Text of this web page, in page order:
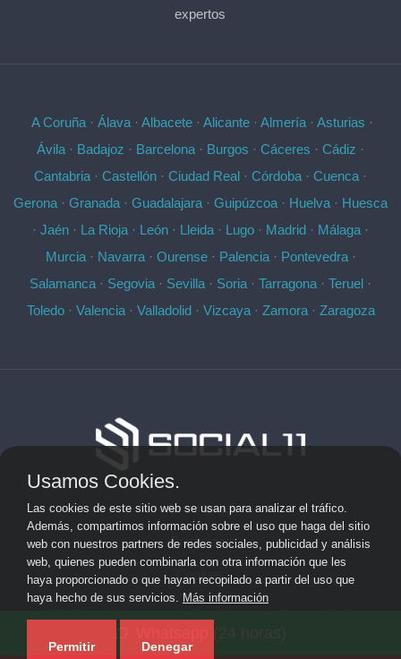
expertos
A Coruña· Álava· Albacete· Alicante· Almería· Asturias ·
Ávila · Badajoz · Barcelona · Burgos · Cáceres · Cádiz ·
Cantabria · Castellón · Ciudad Real · Córdoba · Cuenca ·
Gerona · Granada · Guadalajara · Guipúzcoa · Huelva · Huesca
· Jaén · La Rioja · León · Lleida · Lugo · Madrid · Málaga ·
Murcia· Navarra· Ourense· Palencia· Pontevedra·
Salamanca · Segovia · Sevilla · Soria · Tarragona · Teruel ·
Toledo· Valencia· Valladolid· Vizcaya· Zamora· Zaragoza
Aviso Legal
Privacidad
Cookies
aplicaciones de software personalizadas ·
Usamos Cookies.
Las cookies de este sitio web se usan para analizar el tráfico.
Además, compartimos información sobre el uso que haga del sitio
web con nuestros partners de redes sociales, publicidad y análisis
web, quienes pueden combinarla con otra información que les
haya proporcionado o que hayan recopilado a partir del uso que
haya hecho de sus servicios. Más información
Permitir Denegar